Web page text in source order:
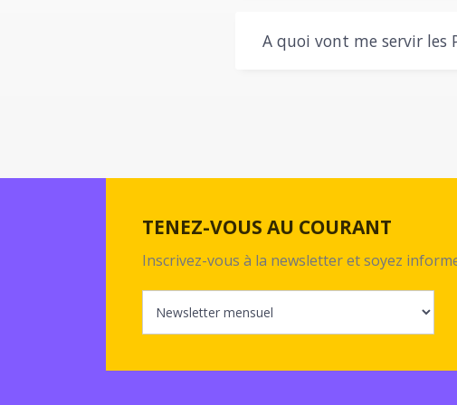
A quoi vont me servir les
TENEZ-VOUS AU COURANT
Inscrivez-vous à la newsletter et soyez